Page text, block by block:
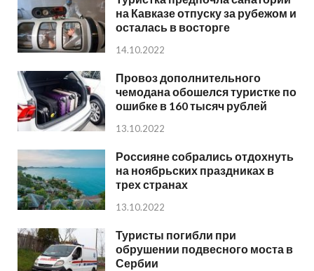
на Кавказе отпуску за рубежом и
осталась в восторге
14.10.2022
Провоз дополнительного
чемодана обошелся туристке по
ошибке в 160 тысяч рублей
13.10.2022
Россияне собрались отдохнуть
на ноябрьских праздниках в
трех странах
13.10.2022
Туристы погибли при
обрушении подвесного моста в
Сербии